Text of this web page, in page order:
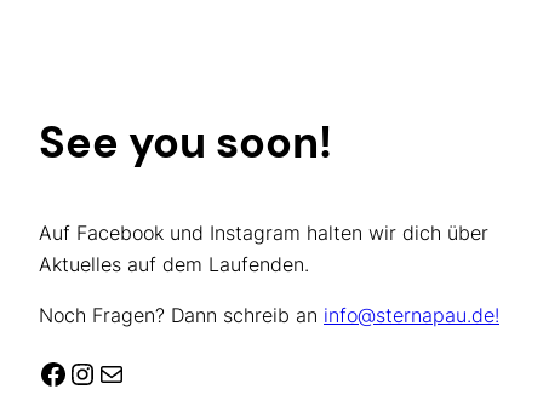
See you soon!
Auf Facebook und Instagram halten wir dich über
Aktuelles auf dem Laufenden.
Noch Fragen? Dann schreib an info@sternapau.de!
Facebook
Instagram
E-Mail